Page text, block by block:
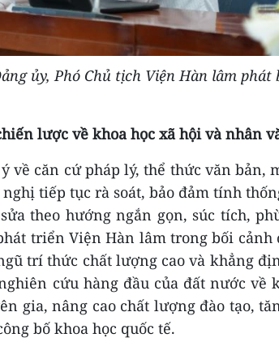
ủy, Phó Chủ tịch Viện Hàn lâm phát
lược về khoa học xã hội và nhân
về căn cứ pháp lý, thể thức văn bản,
tiếp tục rà soát, bảo đảm tính
theo hướng ngắn gọn, súc tích,
triển Viện Hàn lâm trong bối cảnh
trí thức chất lượng cao và khẳng
cứu hàng đầu của đất nước về
gia, nâng cao chất lượng đào tạo,
bố khoa học quốc tế.